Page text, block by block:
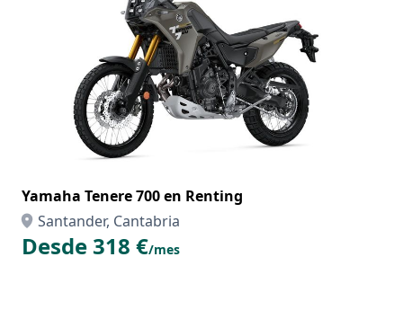
Yamaha Tenere 700 en Renting
Santander, Cantabria
Desde 318 €/mes